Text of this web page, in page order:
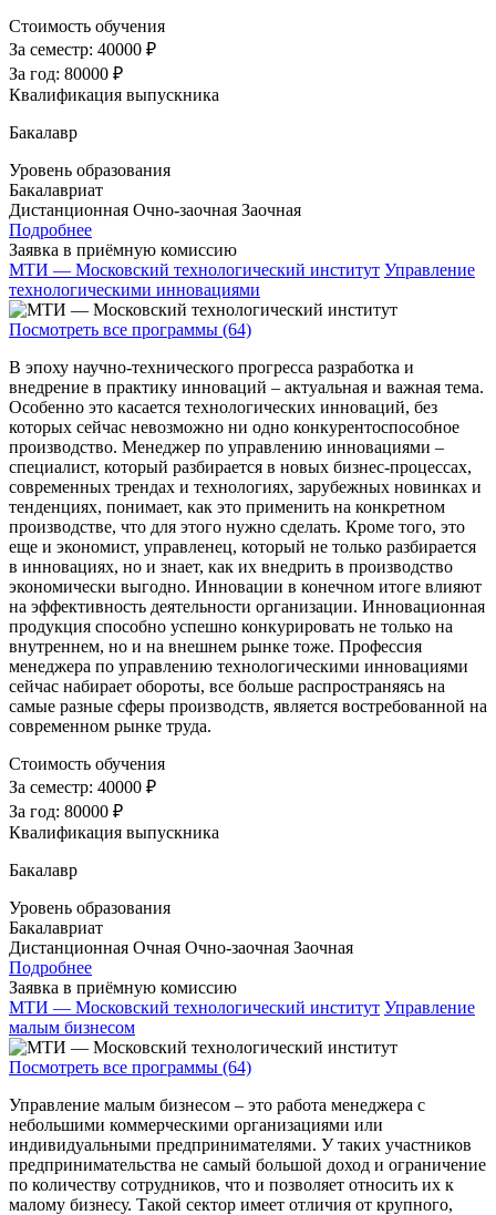
Стоимость обучения
За семестр: 40000 ₽
За год: 80000 ₽
Квалификация выпускника
Бакалавр
Уровень образования
Бакалавриат
Дистанционная Очно-заочная Заочная
Подробнее
Заявка в приёмную комиссию
МТИ — Московский технологический институт Управление
технологическими инновациями
Посмотреть все программы (64)
В эпоху научно-технического прогресса разработка и
внедрение в практику инноваций – актуальная и важная тема.
Особенно это касается технологических инноваций, без
которых сейчас невозможно ни одно конкурентоспособное
производство. Менеджер по управлению инновациями –
специалист, который разбирается в новых бизнес-процессах,
современных трендах и технологиях, зарубежных новинках и
тенденциях, понимает, как это применить на конкретном
производстве, что для этого нужно сделать. Кроме того, это
еще и экономист, управленец, который не только разбирается
в инновациях, но и знает, как их внедрить в производство
экономически выгодно. Инновации в конечном итоге влияют
на эффективность деятельности организации. Инновационная
продукция способно успешно конкурировать не только на
внутреннем, но и на внешнем рынке тоже. Профессия
менеджера по управлению технологическими инновациями
сейчас набирает обороты, все больше распространяясь на
самые разные сферы производств, является востребованной на
современном рынке труда.
Стоимость обучения
За семестр: 40000 ₽
За год: 80000 ₽
Квалификация выпускника
Бакалавр
Уровень образования
Бакалавриат
Дистанционная Очная Очно-заочная Заочная
Подробнее
Заявка в приёмную комиссию
МТИ — Московский технологический институт Управление
малым бизнесом
Посмотреть все программы (64)
Управление малым бизнесом – это работа менеджера с
небольшими коммерческими организациями или
индивидуальными предпринимателями. У таких участников
предпринимательства не самый большой доход и ограничение
по количеству сотрудников, что и позволяет относить их к
малому бизнесу. Такой сектор имеет отличия от крупного,